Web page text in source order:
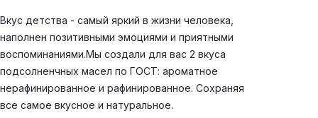
Вкус детства - самый яркий в жизни человека,
наполнен позитивными эмоциями и приятными
воспоминаниями.Мы создали для вас 2 вкуса
подсолненчных масел по ГОСТ: ароматное
нерафинированное и рафинированное. Сохраняя
все самое вкусное и натуральное.